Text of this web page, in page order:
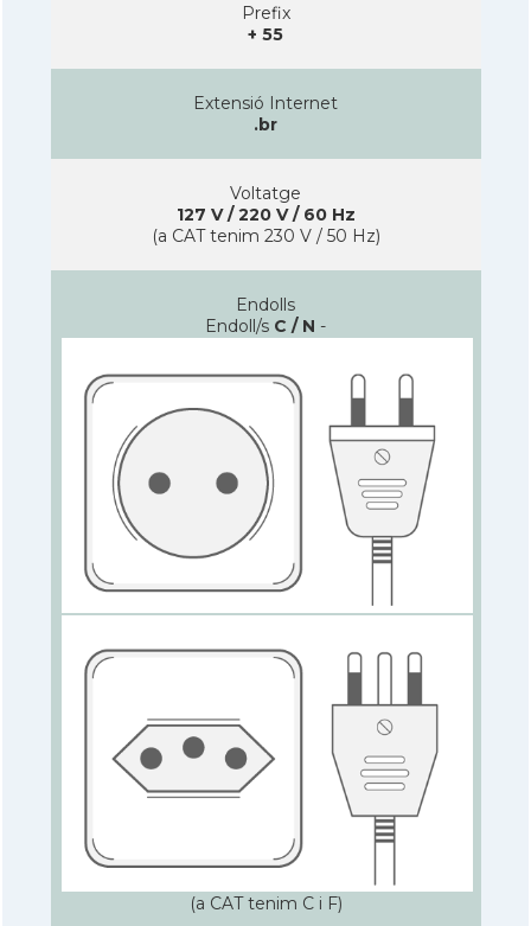
Prefix
+ 55
Extensió Internet
.br
Voltatge
127 V / 220 V / 60 Hz
(a CAT tenim 230 V / 50 Hz)
Endolls
Endoll/s C / N -
(a CAT tenim C i F)